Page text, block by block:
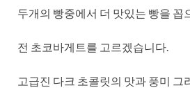
두개의 빵중에서 더 맛있는 빵을 꼽
전 초코바게트를 고르겠습니다.
고급진 다크 초콜릿의 맛과 풍미 그